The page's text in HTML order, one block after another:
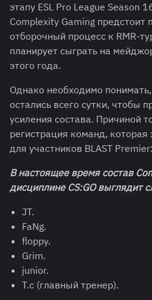
этапу ESL Pro League Season
Complexity Gaming предстоит
отборочный процесс к RMR-
планирует сыграть на
этого года.
Однако необходимо
остались всего сутки, чтобы
усиления состава. Причиной
регистрация команд,
для участников BLAST
В настоящее время состав
дисциплине CS:GO выглядит
JT.
FaNg.
floppy.
Grim.
junior.
T.c (главный тренер).